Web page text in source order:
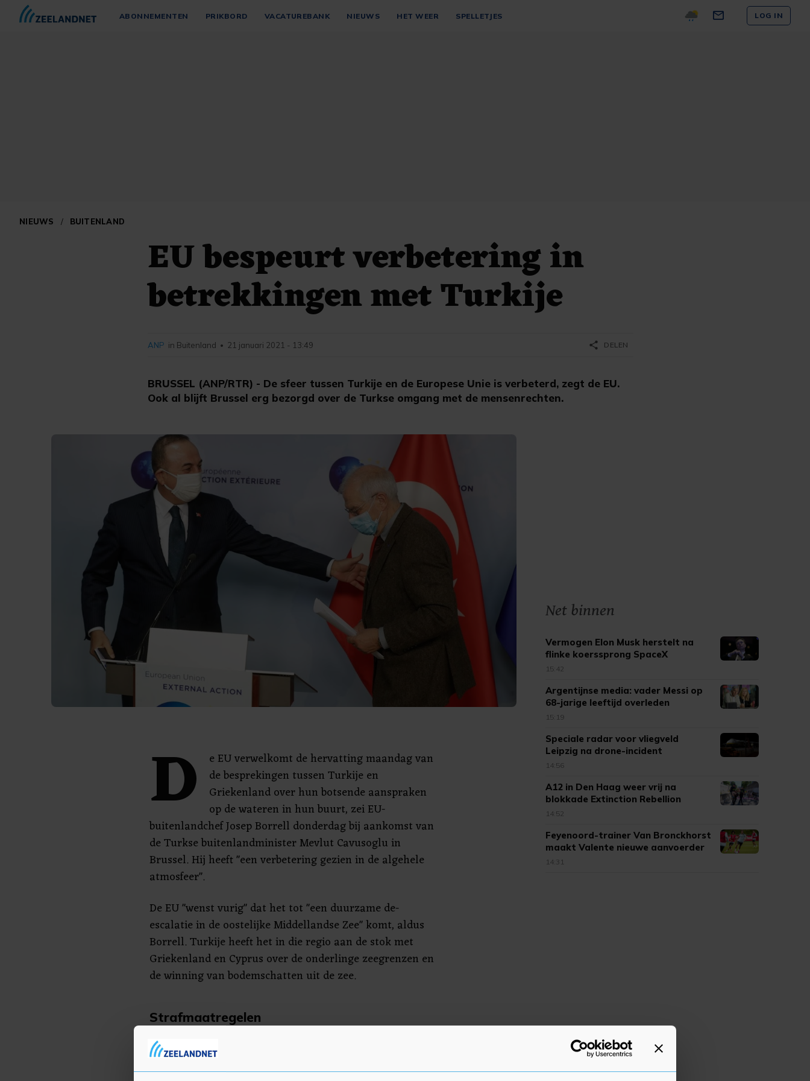
ABONNEMENTEN PRIKBORD VACATUREBANK NIEUWS HET WEER SPELLETJES LOG IN
NIEUWS / BUITENLAND
EU bespeurt verbetering in
betrekkingen met Turkije
BRUSSEL (ANP/RTR) - De sfeer tussen Turkije en de Europese Unie is verbeterd, zegt de EU.
Ook al blijft Brussel erg bezorgd over de Turkse omgang met de mensenrechten.
ANP in Buitenland • 21 januari 2021 - 13:49 share DELEN
D
e EU verwelkomt de hervatting maandag van
de besprekingen tussen Turkije en
Griekenland over hun botsende aanspraken
op de wateren in hun buurt, zei EU-
buitenlandchef Josep Borrell donderdag bij aankomst van
de Turkse buitenlandminister Mevlut Cavusoglu in
Brussel. Hij heeft "een verbetering gezien in de algehele
atmosfeer".
De EU "wenst vurig" dat het tot "een duurzame de-
escalatie in de oostelijke Middellandse Zee" komt, aldus
Borrell. Turkije heeft het in die regio aan de stok met
Griekenland en Cyprus over de onderlinge zeegrenzen en
de winning van bodemschatten uit de zee.
Strafmaatregelen
De betrekkingen tussen de EU en Turkije, een NAVO-
bondgenoot en formeel nog altijd kandidaat-lid,
naderden vorig jaar het nulpunt. De EU nam vorige
Net binnen
Vermogen Elon Musk herstelt na
flinke koerssprong SpaceX
15:42
Argentijnse media: vader Messi op
68-jarige leeftijd overleden
15:19
Speciale radar voor vliegveld
Leipzig na drone-incident
14:56
A12 in Den Haag weer vrij na
blokkade Extinction Rebellion
14:52
Feyenoord-trainer Van Bronckhorst
maakt Valente nieuwe aanvoerder
14:31